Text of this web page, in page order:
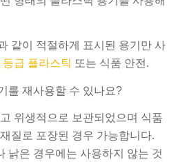
같이 적절하게 표시된 용기만 사
등급 플라스틱 또는 식품 안전.
를 재사용할 수 있나요?
위생적으로 보관되었으며 식품
질로 포장된 경우 가능합니다.
낡은 경우에는 사용하지 않는 것